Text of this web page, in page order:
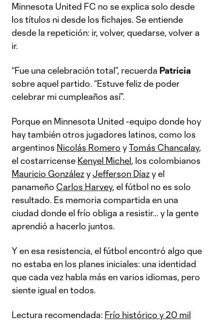
Minnesota United FC no se explica solo desde
los títulos ni desde los fichajes. Se entiende
desde la repetición: ir, volver, quedarse, volver a
ir.
“Fue una celebración total”, recuerda Patricia
sobre aquel partido. “Estuve feliz de poder
celebrar mi cumpleaños así”.
Porque en Minnesota United -equipo donde hoy
hay también otros jugadores latinos, como los
argentinos Nicolás Romero yTomás Chancalay,
el costarricense Kenyel Michel, los colombianos
Mauricio GonzálezyJefferson Díazy el
panameño Carlos Harvey, el fútbol no es solo
resultado. Es memoria compartida en una
ciudad donde el frío obliga a resistir… y la gente
aprendió a hacerlo juntos.
Y en esa resistencia, el fútbol encontró algo que
no estaba en los planes iniciales: una identidad
que cada vez habla más en varios idiomas, pero
siente igual en todos.
Lectura recomendada: Frío histórico y 20 mil